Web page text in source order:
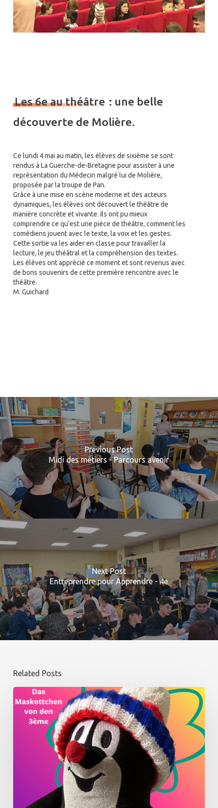
Les 6e au théâtre : une belle
découverte de Molière.
Ce lundi 4 mai au matin, les élèves de sixième se sont
rendus à La Guerche-de-Bretagne pour assister à une
représentation du Médecin malgré lui de Molière,
proposée par la troupe de Pan.
Grâce à une mise en scène moderne et des acteurs
dynamiques, les élèves ont découvert le théâtre de
manière concrète et vivante. Ils ont pu mieux
comprendre ce qu’est une pièce de théâtre, comment les
comédiens jouent avec le texte, la voix et les gestes.
Cette sortie va les aider en classe pour travailler la
lecture, le jeu théâtral et la compréhension des textes.
Les élèves ont apprécié ce moment et sont revenus avec
de bons souvenirs de cette première rencontre avec le
théâtre.
M. Guichard
Previous Post
Midi des métiers - Parcours avenir
Next Post
Entreprendre pour Apprendre - 4e
Related Posts
Winter
dem
Maskottchen
Deutschklasse